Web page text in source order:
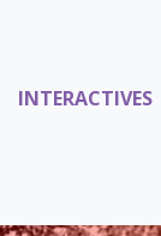
INTERACTIVES